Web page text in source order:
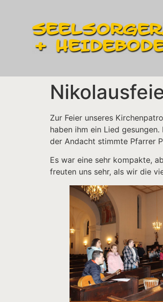
Zur Feier unseres
haben ihm ein Lied
der Andacht stimmte Pfarrer
Es war eine sehr kompakte,
freuten uns sehr, als wir die